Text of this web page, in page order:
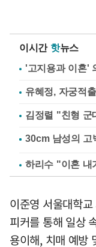
이시간 핫뉴스
'고지용과 이혼'
유혜정, 자궁적
김정렬 "친형
하리수 "이혼 내
이준영 서울대학
피커를 통해 일상
용이해, 치매 예방